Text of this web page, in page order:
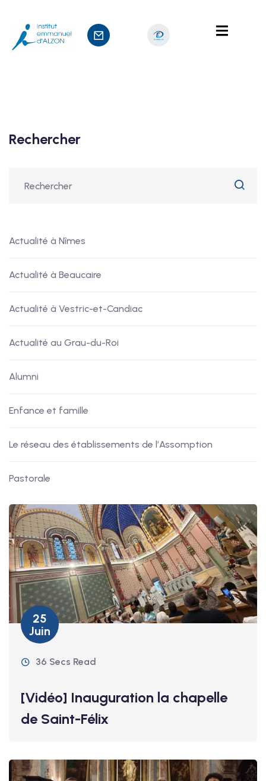
25
Juin
36 Secs Read
[Vidéo] Inauguration la chapelle
de Saint-Félix
Rechercher
Actualité à Nîmes
Actualité à Beaucaire
Actualité à Vestric-et-Candiac
Actualité au Grau-du-Roi
Alumni
Enfance et famille
Le réseau des établissements de l’Assomption
Pastorale